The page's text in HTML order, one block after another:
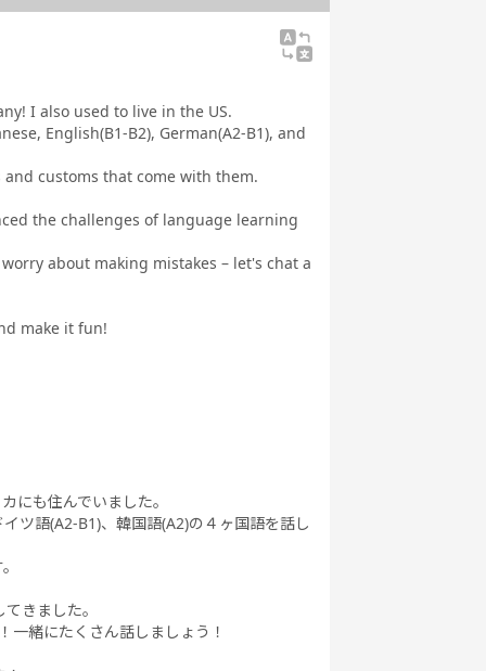
I also used to live in the US.
English(B1-B2), German(A2-B1), and
customs that come with them.
the challenges of language learning
about making mistakes – let's chat a
make it fun!
にも住んでいました。
ツ語(A2-B1)、韓国語(A2)の４ヶ国語を話し
きました。
一緒にたくさん話しましょう！